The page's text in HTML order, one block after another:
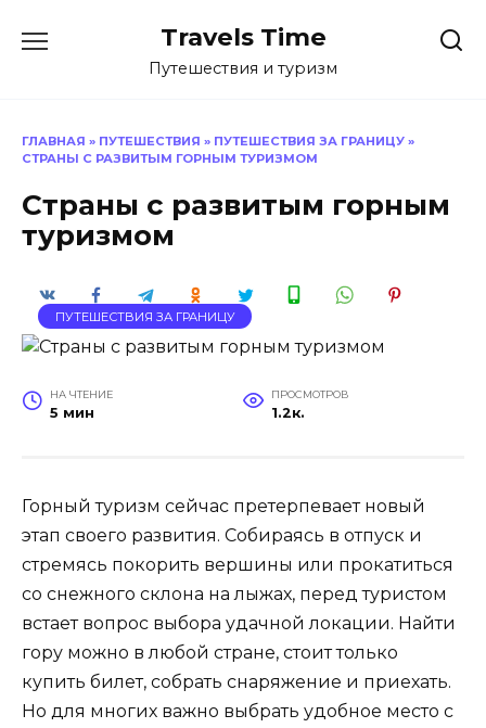
Travels Time
Путешествия и туризм
ГЛАВНАЯ » ПУТЕШЕСТВИЯ » ПУТЕШЕСТВИЯ ЗА ГРАНИЦУ »
СТРАНЫ С РАЗВИТЫМ ГОРНЫМ ТУРИЗМОМ
Страны с развитым горным
туризмом
ПУТЕШЕСТВИЯ ЗА ГРАНИЦУ
НА ЧТЕНИЕ
5 мин
ПРОСМОТРОВ
1.2к.
Горный туризм сейчас претерпевает новый
этап своего развития. Собираясь в отпуск и
стремясь покорить вершины или прокатиться
со снежного склона на лыжах, перед туристом
встает вопрос выбора удачной локации. Найти
гору можно в любой стране, стоит только
купить билет, собрать снаряжение и приехать.
Но для многих важно выбрать удобное место с